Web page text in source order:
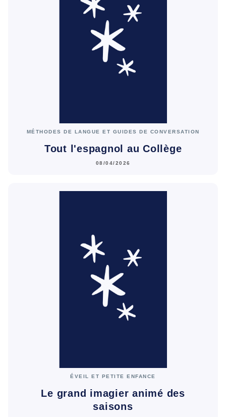
MÉTHODES DE LANGUE ET GUIDES DE CONVERSATION
Tout l'espagnol au Collège
08/04/2026
ÉVEIL ET PETITE ENFANCE
Le grand imagier animé des
saisons